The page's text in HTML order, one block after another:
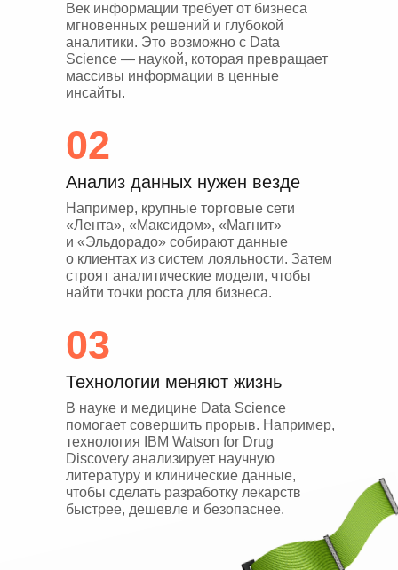
Век информации требует от бизнеса
мгновенных решений и глубокой
аналитики. Это возможно с Data
Science — наукой, которая превращает
массивы информации в ценные
инсайты.
Например, крупные торговые сети
«Лента», «Максидом», «Магнит»
и «Эльдорадо» собирают данные
о клиентах из систем лояльности. Затем
строят аналитические модели, чтобы
найти точки роста для бизнеса.
В науке и медицине Data Science
помогает совершить прорыв. Например,
технология IBM Watson for Drug
Discovery анализирует научную
литературу и клинические данные,
чтобы сделать разработку лекарств
быстрее, дешевле и безопаснее.
Технологии меняют жизнь
Анализ данных нужен везде
02
03